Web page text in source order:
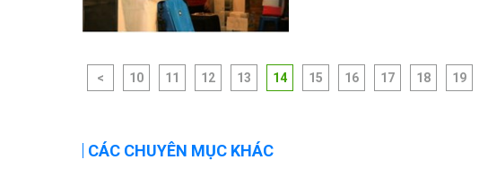
< 10 11 12 13 14 15 16 17 18 19
CÁC CHUYÊN MỤC KHÁC